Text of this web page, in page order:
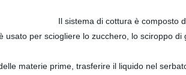
Il sistema di cottura è composto
usato per sciogliere lo zucchero, lo sciroppo
materie prime, trasferire il liquido nel